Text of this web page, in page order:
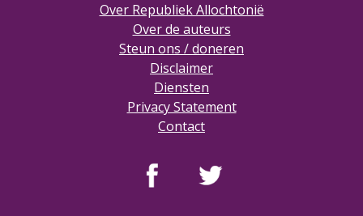
Over Republiek Allochtonië
Over de auteurs
Steun ons / doneren
Disclaimer
Diensten
Privacy Statement
Contact